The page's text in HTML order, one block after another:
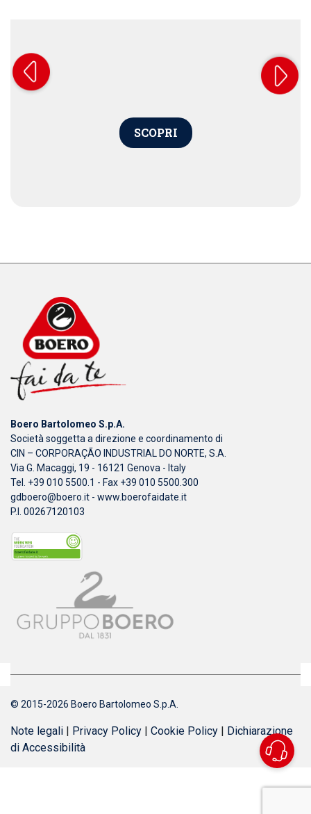
SCOPRI
Boero Bartolomeo S.p.A.
Società soggetta a direzione e coordinamento di
CIN – CORPORAÇÃO INDUSTRIAL DO NORTE, S.A.
Via G. Macaggi, 19 - 16121 Genova - Italy
Tel. +39 010 5500.1 - Fax +39 010 5500.300
gdboero@boero.it - www.boerofaidate.it
P.I. 00267120103
© 2015-2026 Boero Bartolomeo S.p.A.
Note legali | Privacy Policy | Cookie Policy | Dichiarazione
di Accessibilità